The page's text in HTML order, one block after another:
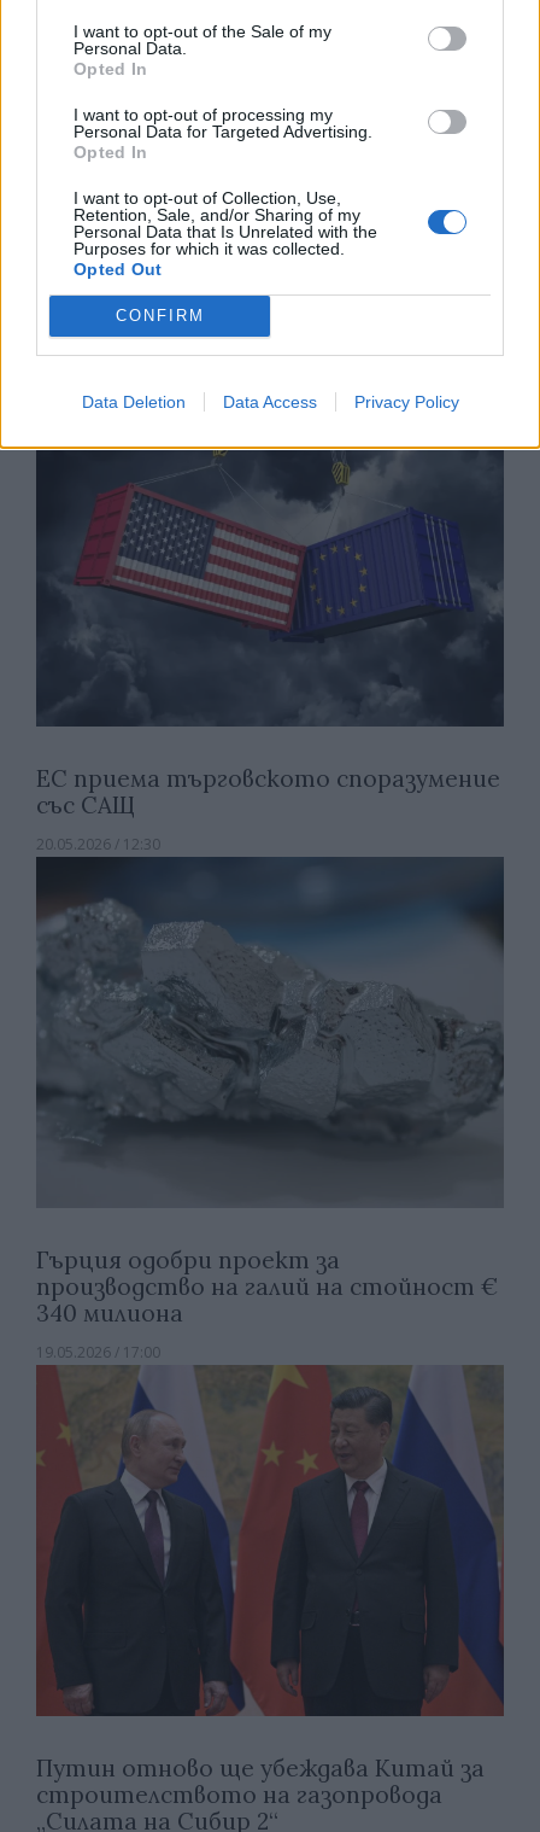
I want to opt-out of the Sale of my
Personal Data.
Opted In
I want to opt-out of processing my
Personal Data for Targeted Advertising.
Opted In
I want to opt-out of Collection, Use,
Retention, Sale, and/or Sharing of my
Personal Data that Is Unrelated with the
Purposes for which it was collected.
Opted Out
CONFIRM
Data Deletion Data Access Privacy Policy
Обединеното кралство вдигна някои
санкции срещу руския петрол
20.05.2026 / 15:00
ЕС приема търговското споразумение
със САЩ
20.05.2026 / 12:30
Гърция одобри проект за
производство на галий на стойност €
340 милиона
19.05.2026 / 17:00
Путин отново ще убеждава Китай за
строителството на газопровода
„Силата на Сибир 2“